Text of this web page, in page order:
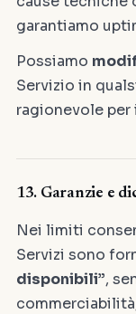
garantiamo
Possiamo
Servizio in
ragionevole per
13. Garanzie e
Nei limiti
Servizi sono
disponibili”,